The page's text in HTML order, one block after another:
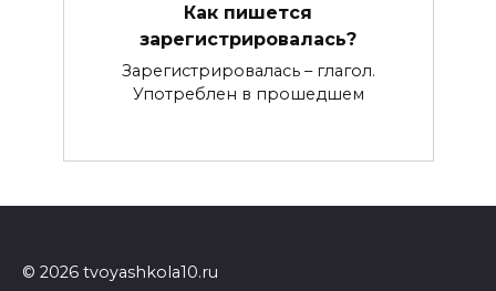
Как пишется
зарегистрировалась?
Зарегистрировалась – глагол.
Употреблен в прошедшем
© 2026 tvoyashkola10.ru